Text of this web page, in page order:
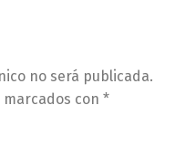
no será publicada.
con *